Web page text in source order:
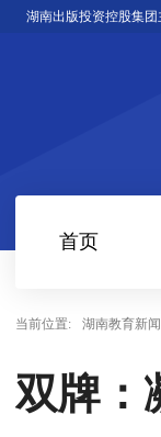
湖南出版投资控股集团
首页
当前位置: 湖南教育新
双牌：